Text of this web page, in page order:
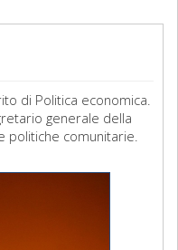
di Politica economica.
generale della
politiche comunitarie.